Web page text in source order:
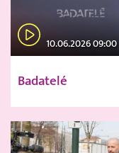
10.06.2026 09:00
Badatelé